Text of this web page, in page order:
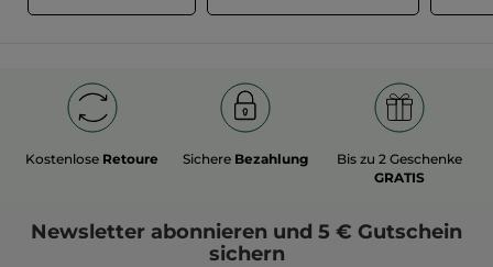
Kostenlose Retoure Sichere Bezahlung
Bis zu 2 Geschenke
GRATIS
Newsletter abonnieren und 5 € Gutschein
sichern